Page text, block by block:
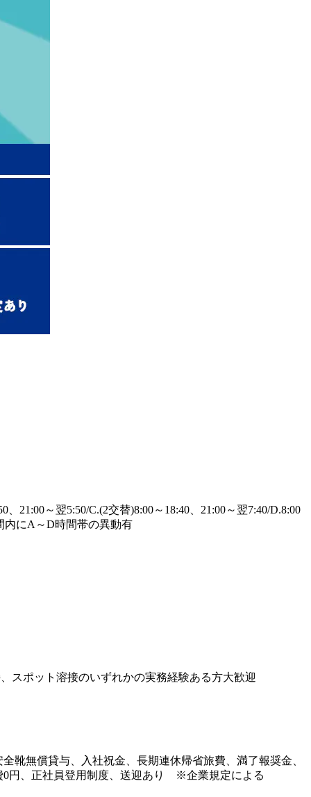
21:00～翌5:50/C.(2交替)8:00～18:40、21:00～翌7:40/D.8:00
にA～D時間帯の異動有
スポット溶接のいずれかの実務経験ある方大歓迎
靴無償貸与、入社祝金、長期連休帰省旅費、満了報奨金、
0円、正社員登用制度、送迎あり ※企業規定による